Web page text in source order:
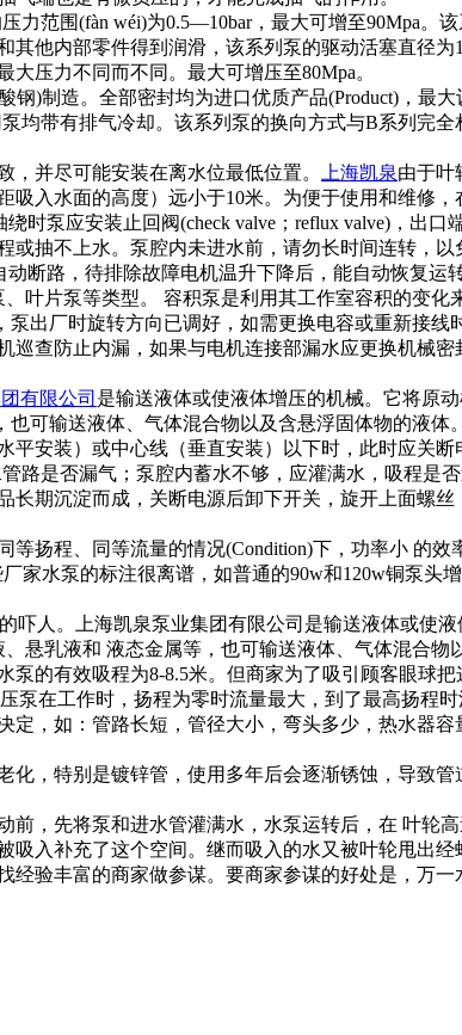
范围(fàn wéi)为0.5—10bar，最大可增至90Mpa。
他内部零件得到润滑，该系列泵的驱动活塞直径为
压力不同而不同。最大可增压至80Mpa。
)制造。全部密封均为进口优质产品(Product)，最大
均带有排气冷却。该系列泵的换向方式与B系列完
并尽可能安装在离水位最低位置。
上海凯泉由于叶
入水面的高度）远小于10米。为便于使用和维修
泵应安装止回阀(check valve；reflux valve)，出口
抽不上水。泵腔内未进水前，请勿长时间连转，以
断路，待排除故障电机温升下降后，能自动恢复运
叶片泵等类型。 容积泵是利用其工作室容积的变化
出厂时旋转方向已调好，如需更换电容或重新接线
查防止内漏，如果与电机连接部漏水应更换机械
有限公司 是输送液体或使液体增压的机械。它将原
可输送液体、气体混合物以及含悬浮固体物的液体。
安装）或中心线（垂直安装）以下时，此时应关
路是否漏气；泵腔内蓄水不够，应灌满水，吸程是
期沉淀而成，关断电源后卸下开关，旋开上面螺
扬程、同等流量的情况(Condition)下，功率小 的效
家水泵的标注很离谱，如普通的90w和120w铜泵头
吓人。上海凯泉泵业集团有限公司是输送液体或使
悬乳液和 液态金属等，也可输送液体、气体混合物
的有效吸程为8-8.5米。但商家为了吸引顾客眼球
泵在工作时，扬程为零时流量最大，到了最高扬程
，如：管路长短，管径大小，弯头多少，热水器
，特别是镀锌管，使用多年后会逐渐锈蚀，导致
，先将泵和进水管灌满水，水泵运转后，在 叶轮
入补充了这个空间。继而吸入的水又被叶轮甩出经
验丰富的商家做参谋。要商家参谋的好处是，万一